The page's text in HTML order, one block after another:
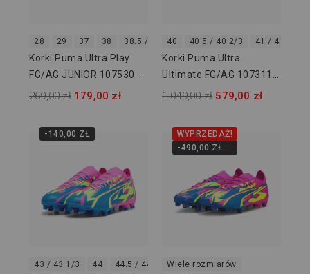
28 29 37 38 38.5 / 38 2/3
Korki Puma Ultra Play
FG/AG JUNIOR 107530
03
269,00 zł 179,00 zł
40 40.5 / 40 2/3 41 / 41 1/3
Korki Puma Ultra
Ultimate FG/AG 107311
03
1 049,00 zł 579,00 zł
-140,00 ZŁ
43 / 43 1/3 44 44.5 / 44 2/3 46
WYPRZEDAŻ!
-490,00 ZŁ
Wiele rozmiarów